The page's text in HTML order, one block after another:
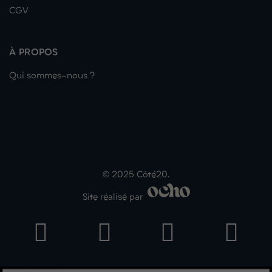
CGV
À PROPOS
Qui sommes-nous ?
© 2025 Côté20.
Site réalisé par